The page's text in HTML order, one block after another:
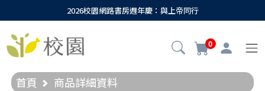
2026校園網路書房週年慶：與上帝同行
0
首頁 商品詳細資料